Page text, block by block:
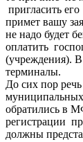
пригласить
примет вашу
не надо будет
оплатить
(учреждения).
терминалы.
До сих пор
обратились в
регистрации
должны